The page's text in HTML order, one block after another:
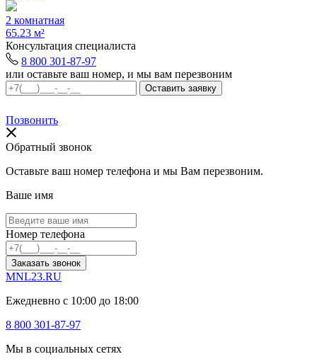
2 комнатная
65.23 м²
Консультация специалиста
8 800 301-87-97
или оставьте ваш номер, и мы вам перезвоним
Позвонить
Обратный звонок
Оставьте ваш номер телефона и мы Вам перезвоним.
Ваше имя
Номер телефона
Заказать звонок
MNL23.RU
Ежедневно с 10:00 до 18:00
8 800 301-87-97
Мы в социальных сетях